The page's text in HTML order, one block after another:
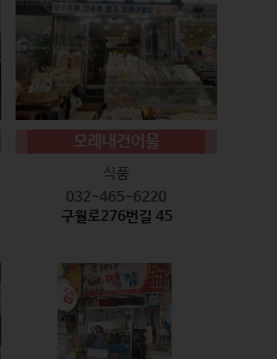
모래내건어물
식품
032-465-6220
구월로276번길 45